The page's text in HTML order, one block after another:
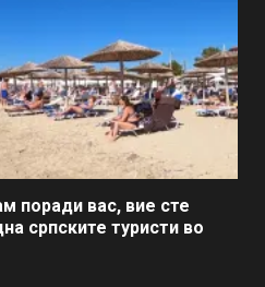
поради вас, вие сте
српските туристи во